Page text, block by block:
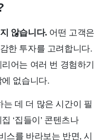
않습니다. 어떤 고객은
한 투자를 고려합니다.
어는 여러 번 경험하기
없습니다.
데 더 많은 시간이 필
‘집들이’ 콘텐츠나
스를 바라보는 반면, 시